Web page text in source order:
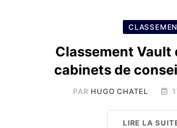
Classement Vault
cabinets de
PAR HUGO CHATEL
LIRE LA